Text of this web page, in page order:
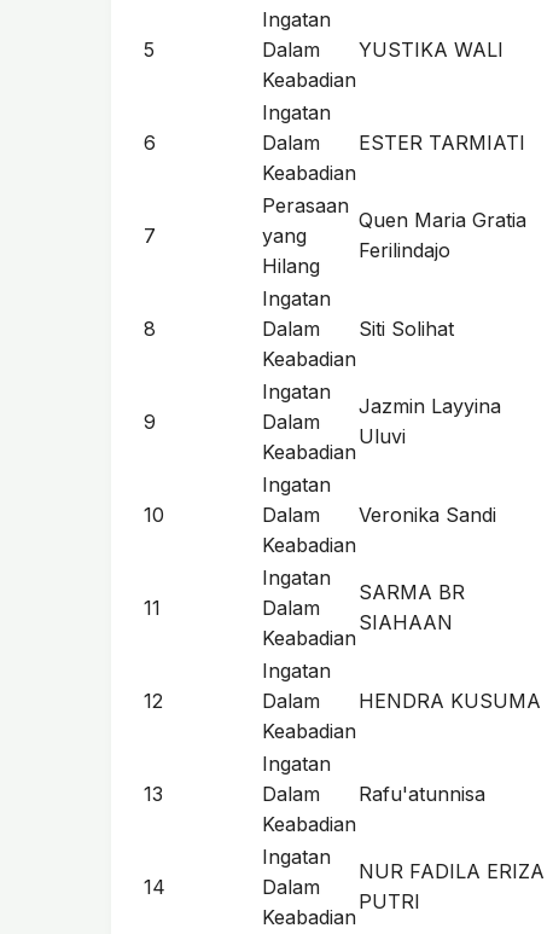
5
Ingatan
Dalam
Keabadian
YUSTIKA WALI
6
Ingatan
Dalam
Keabadian
ESTER TARMIATI
7
Perasaan
yang
Hilang
Quen Maria Gratia
Ferilindajo
8
Ingatan
Dalam
Keabadian
Siti Solihat
9
Ingatan
Dalam
Keabadian
Jazmin Layyina
Uluvi
10
Ingatan
Dalam
Keabadian
Veronika Sandi
11
Ingatan
Dalam
Keabadian
SARMA BR
SIAHAAN
12
Ingatan
Dalam
Keabadian
HENDRA KUSUMA
13
Ingatan
Dalam
Keabadian
Rafu'atunnisa
14
Ingatan
Dalam
Keabadian
NUR FADILA ERIZA
PUTRI